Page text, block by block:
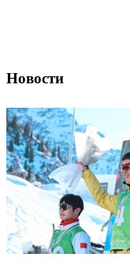
Новости